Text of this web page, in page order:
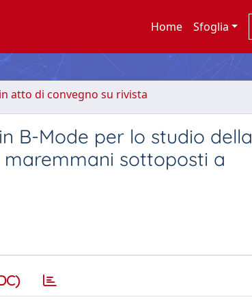
Home Sfoglia
atto di convegno su rivista
B-Mode per lo studio della
sottoposti a